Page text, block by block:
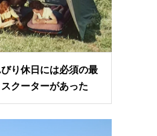
びり休日には必須の最
クーターがあった